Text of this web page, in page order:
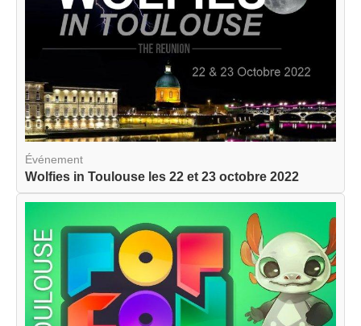
Événement
Wolfies in Toulouse les 22 et 23 octobre 2022